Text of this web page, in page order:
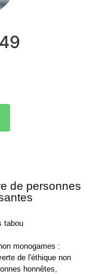
de personnes
tabou
monogames :
de l'éthique non
honnêtes,